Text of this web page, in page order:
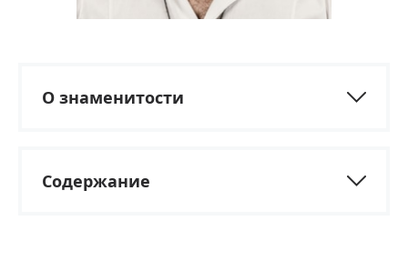
О знаменитости
Содержание